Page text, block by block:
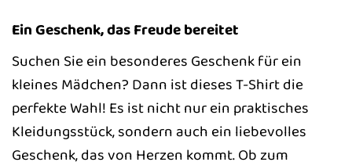
Ein Geschenk, das Freude bereitet
Suchen Sie ein besonderes Geschenk für ein
kleines Mädchen? Dann ist dieses T-Shirt die
perfekte Wahl! Es ist nicht nur ein praktisches
Kleidungsstück, sondern auch ein liebevolles
Geschenk, das von Herzen kommt. Ob zum